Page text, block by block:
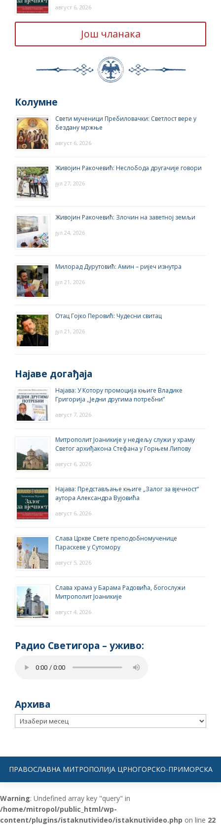
август 6, 2026
Још чланака
Колумне
Свети мученици Пребиловачки: Светлост вере у
бездану мржње
август 6, 2026
Живојин Ракочевић: Неслобода другачије говори
јул 27, 2026
Живојин Ракочевић: Злочин на заветној земљи
јул 24, 2026
Милорад Дурутовић: Амин – ријеч изнутра
јул 21, 2026
Отац Гојко Перовић: Чудесни свитац
јул 21, 2026
Најаве догађаја
Најава: У Котору промоција књиге Владике
Григорија ,,Једни другима потребни”
август 7, 2026
Митрополит Јоаникије у недјељу служи у храму
Светог архиђакона Стефана у Горњем Липову
август 6, 2026
Најава: Представљање књиге „Залог за вјечност“
аутора Александра Вујовића
август 6, 2026
Слава Цркве Свете преподобномученице
Параскеве у Сутомору
август 5, 2026
Слава храма у Барама Радовића, богослужи
Митрополит Јоаникије
август 4, 2026
Радио Светигора – yживо:
Архива
Архива
ПРАВОСЛАВНА МИТРОПОЛИЈА ЦРНОГОРСКО-ПРИМОРСКА
Warning: Undefined array key "query" in
/home/mitropol/public_html/wp-
content/plugins/istaknutivideo/istaknutivideo.php on line 22